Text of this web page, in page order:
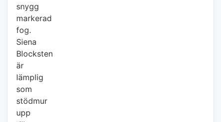
snygg
markerad
fog.
Siena
Blocksten
är
lämplig
som
stödmur
upp